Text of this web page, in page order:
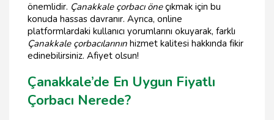
önemlidir. Çanakkale çorbacı öneçıkmak için bu
konuda hassas davranır. Ayrıca, online
platformlardaki kullanıcı yorumlarını okuyarak, farklı
Çanakkale çorbacılarının hizmet kalitesi hakkında fikir
edinebilirsiniz. Afiyet olsun!
Çanakkale’de En Uygun Fiyatlı
Çorbacı Nerede?